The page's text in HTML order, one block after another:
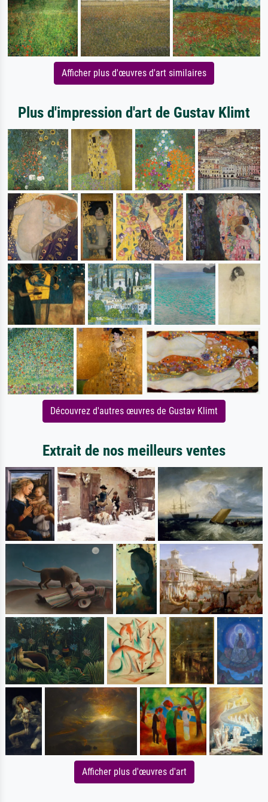
Afficher plus d'œuvres d'art similaires
Plus d'impression d'art de Gustav Klimt
Découvrez d'autres œuvres de Gustav Klimt
Extrait de nos meilleurs ventes
Afficher plus d'œuvres d'art